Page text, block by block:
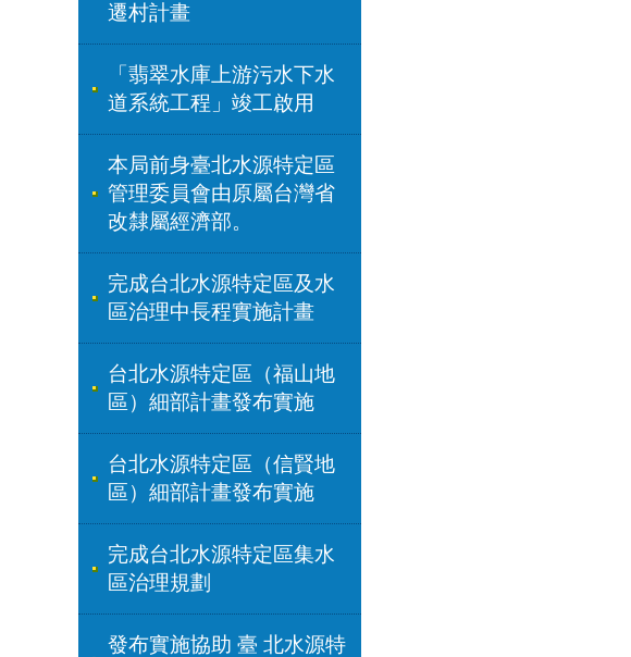
遷村計畫
「翡翠水庫上游污水下水
道系統工程」竣工啟用
本局前身臺北水源特定區
管理委員會由原屬台灣省
改隸屬經濟部。
完成台北水源特定區及水
區治理中長程實施計畫
台北水源特定區（福山地
區）細部計畫發布實施
台北水源特定區（信賢地
區）細部計畫發布實施
完成台北水源特定區集水
區治理規劃
發布實施協助 臺 北水源特